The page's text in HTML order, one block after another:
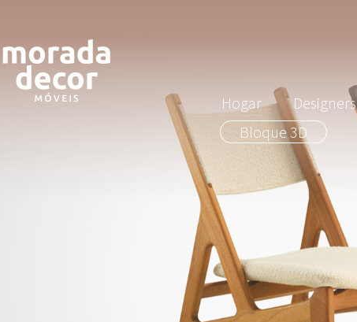
Hogar Designers
Bloque 3D